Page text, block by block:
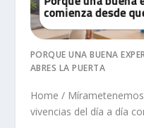
PORQUE UNA BUENA
ABRES LA PUERTA
Home /
vivencias del día a día